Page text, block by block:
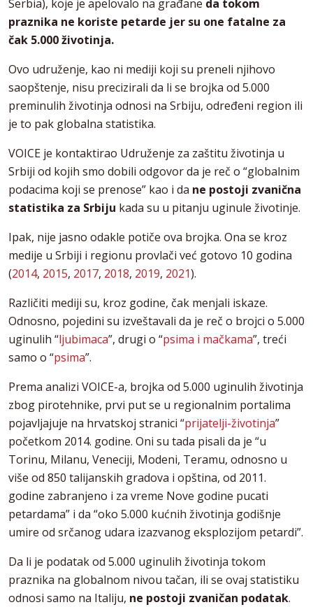
Serbia), koje je apelovalo na građane da tokom
praznika ne koriste petarde jer su one fatalne za
čak 5.000 životinja.
Ovo udruženje, kao ni mediji koji su preneli njihovo
saopštenje, nisu precizirali da li se brojka od 5.000
preminulih životinja odnosi na Srbiju, određeni region ili
je to pak globalna statistika.
VOICE je kontaktirao Udruženje za zaštitu životinja u
Srbiji od kojih smo dobili odgovor da je reč o “globalnim
podacima koji se prenose” kao i da ne postoji zvanična
statistika za Srbiju kada su u pitanju uginule životinje.
Ipak, nije jasno odakle potiče ova brojka. Ona se kroz
medije u Srbiji i regionu provlači već gotovo 10 godina
(2014, 2015, 2017, 2018, 2019, 2021).
Različiti mediji su, kroz godine, čak menjali iskaze.
Odnosno, pojedini su izveštavali da je reč o brojci o 5.000
uginulih “ljubimaca”, drugi o “psima i mačkama”, treći
samo o “psima”.
Prema analizi VOICE-a, brojka od 5.000 uginulih životinja
zbog pirotehnike, prvi put se u regionalnim portalima
pojavljajuje na hrvatskoj stranici “prijatelji-životinja”
početkom 2014. godine. Oni su tada pisali da je “u
Torinu, Milanu, Veneciji, Modeni, Teramu, odnosno u
više od 850 talijanskih gradova i opština, od 2011.
godine zabranjeno i za vreme Nove godine pucati
petardama” i da “oko 5.000 kućnih životinja godišnje
umire od srčanog udara izazvanog eksplozijom petardi”.
Da li je podatak od 5.000 uginulih životinja tokom
praznika na globalnom nivou tačan, ili se ovaj statistiku
odnosi samo na Italiju, ne postoji zvaničan podatak.